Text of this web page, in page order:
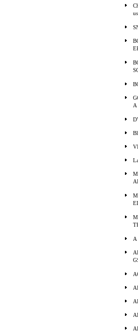
A
A